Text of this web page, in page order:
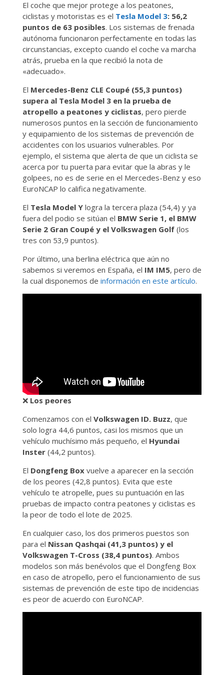
El coche que mejor protege a los peatones,
ciclistas y motoristas es el Tesla Model 3: 56,2
puntos de 63 posibles. Los sistemas de frenada
autónoma funcionaron perfectamente en todas las
circunstancias, excepto cuando el coche va marcha
atrás, prueba en la que recibió la nota de
«adecuado».
El Mercedes-Benz CLE Coupé (55,3 puntos)
supera al Tesla Model 3 en la prueba de
atropello a peatones y ciclistas, pero pierde
numerosos puntos en la sección de funcionamiento
y equipamiento de los sistemas de prevención de
accidentes con los usuarios vulnerables. Por
ejemplo, el sistema que alerta de que un ciclista se
acerca por tu puerta para evitar que la abras y le
golpees, no es de serie en el Mercedes-Benz y eso
EuroNCAP lo califica negativamente.
El Tesla Model Ylogra la tercera plaza (54,4) y ya
fuera del podio se sitúan el BMW Serie 1, el BMW
Serie 2 Gran Coupé y el Volkswagen Golf(los
tres con 53,9 puntos).
Por último, una berlina eléctrica que aún no
sabemos si veremos en España, el IM IM5, pero de
la cual disponemos de información en este artículo.
❌ Los peores
Comenzamos con el Volkswagen ID. Buzz, que
solo logra 44,6 puntos, casi los mismos que un
vehículo muchísimo más pequeño, el Hyundai
Inster(44,2 puntos).
El Dongfeng Boxvuelve a aparecer en la sección
de los peores (42,8 puntos). Evita que este
vehículo te atropelle, pues su puntuación en las
pruebas de impacto contra peatones y ciclistas es
la peor de todo el lote de 2025.
En cualquier caso, los dos primeros puestos son
para el Nissan Qashqai (41,3 puntos) y el
Volkswagen T-Cross (38,4 puntos). Ambos
modelos son más benévolos que el Dongfeng Box
en caso de atropello, pero el funcionamiento de sus
sistemas de prevención de este tipo de incidencias
es peor de acuerdo con EuroNCAP.